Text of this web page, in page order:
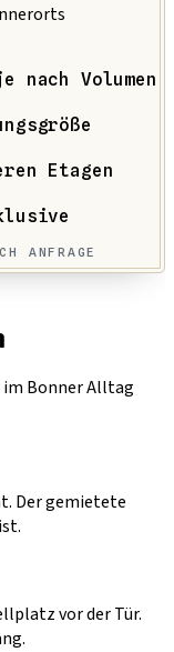
Volumen
Etagen
ANFRAGE
im Bonner Alltag
Der gemietete
vor der Tür.